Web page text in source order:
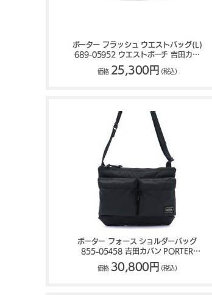
ポーター フラッシュ ウエストバッグ(L)
689-05952 ウエストポーチ 吉田カバ
ン PORTER FLASH
価格 25,300円 (税込)
ポーター フォース ショルダーバッグ
855-05458 吉田カバン PORTER
FORCE
価格 30,800円 (税込)